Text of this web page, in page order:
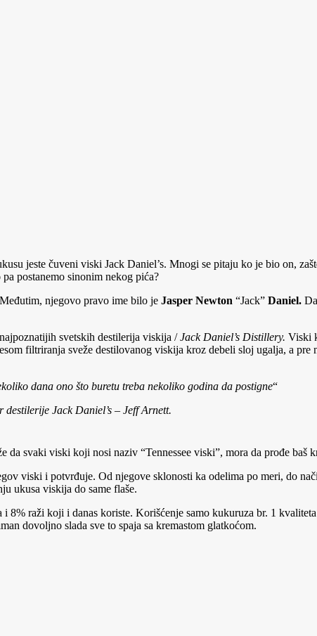
jeste čuveni viski Jack Daniel’s. Mnogi se pitaju ko je bio on,
postanemo sinonim nekog pića?
njegovo pravo ime bilo je Jasper Newton “Jack” Daniel.
svetskih destilerija viskija /Jack Daniel’s Distillery. Viski
filtriranja sveže destilovanog viskija kroz debeli sloj ugalja, a pre
dana ono što buretu treba nekoliko godina da postigne“
destilerije Jack Daniel’s – Jeff Arnett.
svaki viski koji nosi naziv “Tennessee viski”, mora da prođe baš
viski i potvrđuje. Od njegove sklonosti ka odelima po meri, do
ukusa viskija do same flaše.
8% raži koji i danas koriste. Korišćenje samo kukuruza br. 1
dovoljno slada sve to spaja sa kremastom glatkoćom.